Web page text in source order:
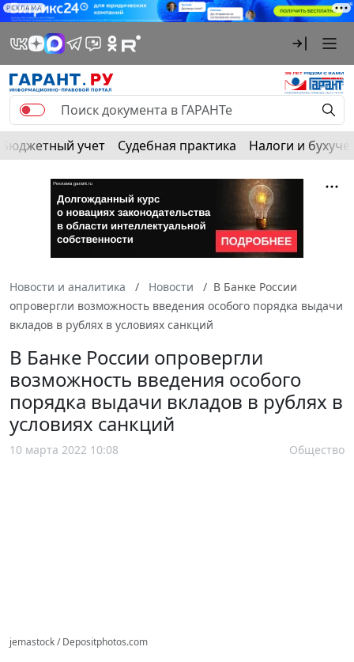
РЕКЛАМА
Бюджетный учет Судебная практика Налоги и
Новости и аналитика Новости
В Банке России
опровергли возможность введения особого порядка выдачи
вкладов в рублях в условиях санкций
В Банке России опровергли
возможность введения особого
порядка выдачи вкладов в рублях в
условиях санкций
10 марта 2022 10:08 Общество
jemastock / Depositphotos.com